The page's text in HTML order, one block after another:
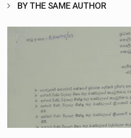
BY THE SAME AUTHOR